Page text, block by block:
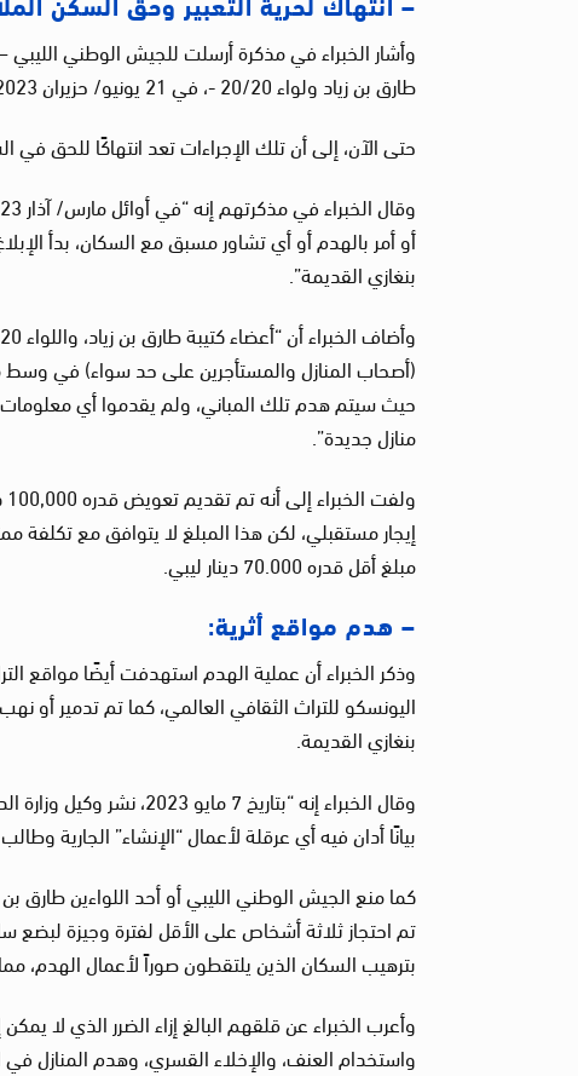
وأشار الخبراء في مذكرة أرسلت للجيش الوطني الليبي
طارق بن زياد ولواء 20/20 -، في 21 يونيو/ حزيران 2023، ولم يتم الرد عليها
حتى الآن، إلى أن تلك الإجراءات تعد انتهاكًا للحق في
أو أمر بالهدم أو أي تشاور مسبق مع السكان، بدأ
بنغازي القديمة”.
حيث سيتم هدم تلك المباني، ولم يقدموا أي
منازل جديدة”.
إيجار مستقبلي، لكن هذا المبلغ لا يتوافق مع
مبلغ أقل قدره 70.000 دينار ليبي.
– هدم مواقع أثرية:
وذكر الخبراء أن عملية الهدم استهدفت أيضًا مواقع
اليونسكو للتراث الثقافي العالمي، كما تم تدمير أو
بنغازي القديمة.
وقال الخبراء إنه
بيانًا أدان فيه أي عرقلة لأعمال “الإنشاء” الجارية
بترهيب السكان الذين يلتقطون صوراً لأعمال الهدم،
وأعرب الخبراء عن قلقهم البالغ إزاء الضرر الذي لا
واستخدام العنف، والإخلاء القسري، وهدم المنازل في